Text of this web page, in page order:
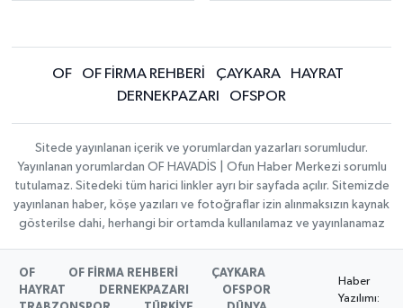
OF OF FİRMA REHBERİ ÇAYKARA
HAYRAT
DERNEKPAZARI
OFSPOR
Sitede yayınlanan içerik ve yorumlardan yazarları sorumludur.
Yayınlanan yorumlardan OF HAVADİS | Ofun Haber Merkezi sorumlu
tutulamaz. Sitedeki tüm harici linkler ayrı bir sayfada açılır. Sitemizde
yayınlanan haber, köşe yazıları ve fotoğraflar izin alınmaksızın kaynak
gösterilse dahi, herhangi bir ortamda kullanılamaz ve yayınlanamaz
OF OF FİRMA REHBERİ
ÇAYKARA
HAYRAT
DERNEKPAZARI
OFSPOR
Haber
Yazılımı: